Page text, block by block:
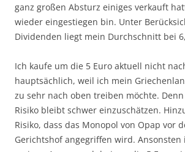
ganz großen Absturz einiges verkauft
wieder eingestiegen bin. Unter
Dividenden liegt mein Durchschnitt bei
Ich kaufe um die 5 Euro aktuell nicht
hauptsächlich, weil ich mein
zu sehr nach oben treiben möchte.
Risiko bleibt schwer einzuschätzen.
Risiko, dass das Monopol von Opap vor
Gerichtshof angegriffen wird. Ansonsten